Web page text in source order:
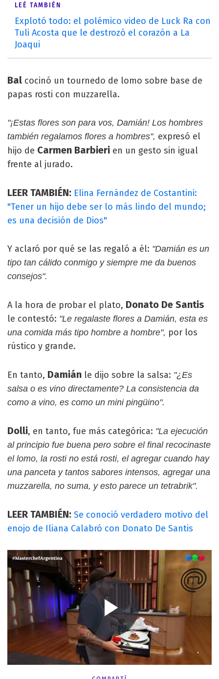
LEÉ TAMBIÉN
Explotó todo: el polémico video de Luck Ra con
Tuli Acosta que le destrozó el corazón a La
Joaqui
Bal cocinó un tournedo de lomo sobre base de
papas rosti con muzzarella.
"¡Estas flores son para vos, Damián! Los hombres
también regalamos flores a hombres", expresó el
hijo de Carmen Barbieri en un gesto sin igual
frente al jurado.
LEER TAMBIÉN: Elina Fernández de Costantini:
"Tener un hijo debe ser lo más lindo del mundo;
es una decisión de Dios"
Y aclaró por qué se las regaló a él: "Damián es un
tipo tan cálido conmigo y siempre me da buenos
consejos".
A la hora de probar el plato, Donato De Santis
le contestó: "Le regalaste flores a Damián, esta es
una comida más tipo hombre a hombre", por los
rústico y grande.
En tanto, Damián le dijo sobre la salsa: "¿Es
salsa o es vino directamente? La consistencia da
como a vino, es como un mini pingüino".
Dolli, en tanto, fue más categórica: "La ejecución
al principio fue buena pero sobre el final recocinaste
el lomo, la rosti no está rosti, el agregar cuando hay
una panceta y tantos sabores intensos, agregar una
muzzarella, no suma, y esto parece un tetrabrik".
LEER TAMBIÉN: Se conoció verdadero motivo del
enojo de Iliana Calabró con Donato De Santis